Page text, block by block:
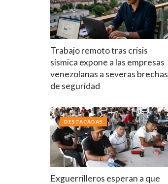
Trabajo remoto tras crisis
sísmica expone a las empresas
venezolanas a severas brechas
de seguridad
Exguerrilleros esperan a que
DESTACADAS